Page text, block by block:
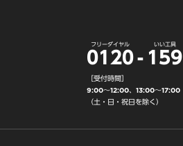
0120
フリーダイヤル
- 159
いい工具
［受付時間］
9:00～12:00、13:00～17:00
（土・日・祝日を除く）